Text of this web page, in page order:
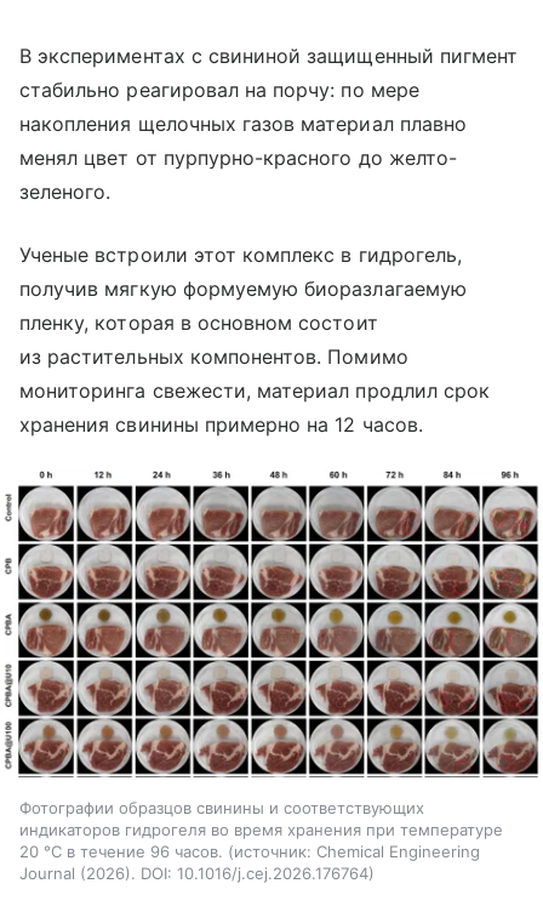
В экспериментах с свининой защищенный пигмент
стабильно реагировал на порчу: по мере
накопления щелочных газов материал плавно
менял цвет от пурпурно-красного до желто-
зеленого.
Ученые встроили этот комплекс в гидрогель,
получив мягкую формуемую биоразлагаемую
пленку, которая в основном состоит
из растительных компонентов. Помимо
мониторинга свежести, материал продлил срок
хранения свинины примерно на 12 часов.
Фотографии образцов свинины и соответствующих
индикаторов гидрогеля во время хранения при температуре
20 °C в течение 96 часов.
источник: Chemical Engineering
Journal (2026). DOI: 10.1016/j.cej.2026.176764